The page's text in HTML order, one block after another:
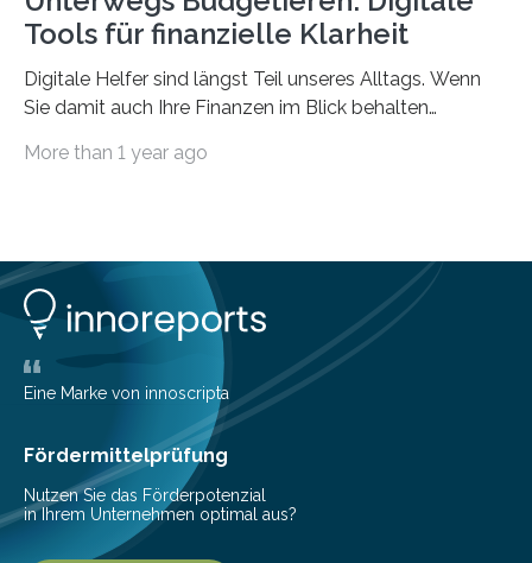
Tools für finanzielle Klarheit
Digitale Helfer sind längst Teil unseres Alltags. Wenn
Sie damit auch Ihre Finanzen im Blick behalten
die genau das ermöglichen: Sie helfen Ihnen, Ausgaben
Lösungen interessieren. 1. Multibanking-Tools: Alle
Konten auf einen Blick Viele Banken bieten bereits in
ihrem Online-Banking eine Multibanking-Funktion an,
mit der sich Konten bei anderen Banken…
More than 1 year ago
Eine Marke von innoscripta
Fördermittelprüfung
Nutzen Sie das Förderpotenzial
in Ihrem Unternehmen optimal aus?